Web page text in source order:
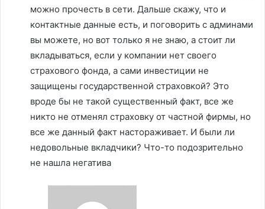
можно прочесть в сети. Дальше скажу, что и
контактные данные есть, и поговорить с админами
вы можете, но вот только я не знаю, а стоит ли
вкладываться, если у компании нет своего
страхового фонда, а сами инвестиции не
защищены государственной страховкой? Это
вроде бы не такой существенный факт, все же
никто не отменял страховку от частной фирмы, но
все же данный факт настораживает. И были ли
недовольные вкладчики? Что-то подозрительно
не нашла негатива